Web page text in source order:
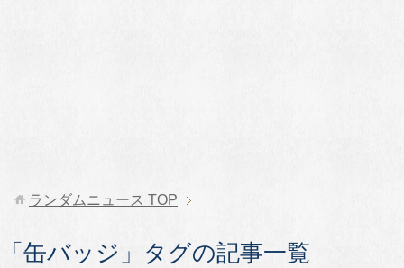
ランダムニュース TOP
「缶バッジ」タグの記事一覧